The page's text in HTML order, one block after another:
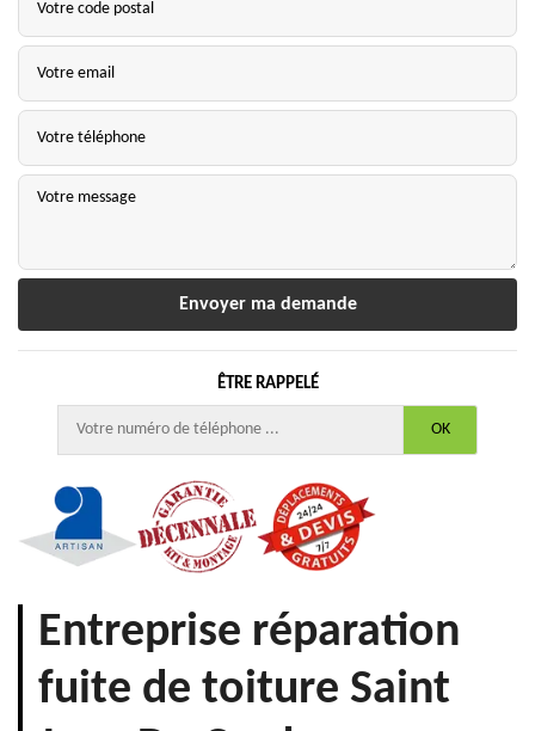
ÊTRE RAPPELÉ
Entreprise réparation
fuite de toiture Saint